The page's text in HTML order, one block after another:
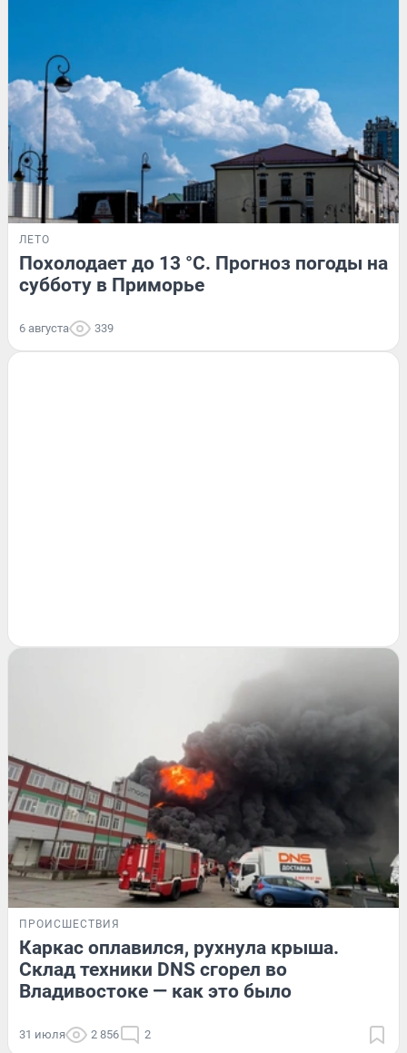
ЛЕТО
Похолодает до 13 °C. Прогноз погоды на
субботу в Приморье
6 августа 339
ПРОИСШЕСТВИЯ
Каркас оплавился, рухнула крыша.
Склад техники DNS сгорел во
Владивостоке — как это было
31 июля 2 856 2